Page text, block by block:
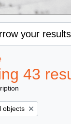
your
43
objects